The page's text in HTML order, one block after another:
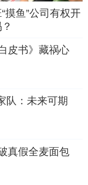
“摸鱼”公司有权开
皮书》藏祸心
队：未来可期
真假全麦面包